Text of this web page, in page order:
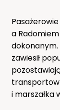
a
dokonanym.
zawiesił
i marszałka